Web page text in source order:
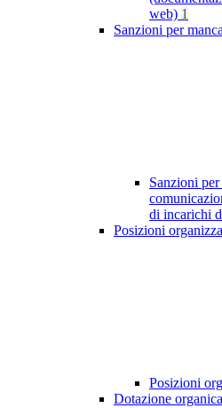
web) 1
Sanzioni per
Sanzioni
di incarichi
Posizioni
Posizioni
Dotazione organica